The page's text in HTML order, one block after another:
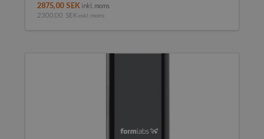
2875,00 SEK inkl. moms
2300,00 SEK exkl. moms